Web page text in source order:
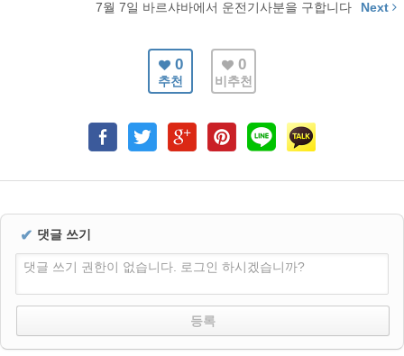
7월 7일 바르샤바에서 운전기사분을 구합니다 Next
0
추천
0
비추천
✔ 댓글 쓰기
댓글 쓰기 권한이 없습니다. 로그인 하시겠습니까?